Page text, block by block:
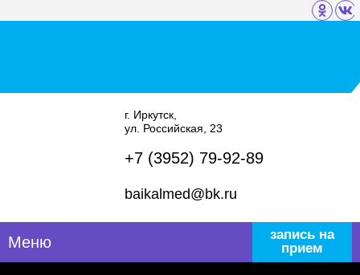
г. Иркутск,
ул. Российская, 23
+7 (3952) 79-92-89
baikalmed@bk.ru
Меню
запись на
прием